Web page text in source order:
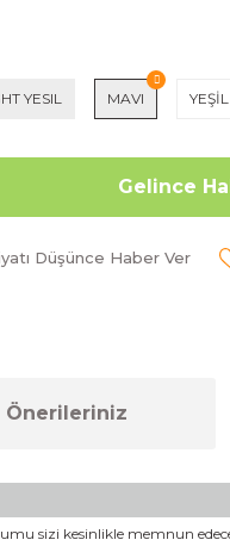
YESIL MAVI YEŞİL
Gelince
Düşünce Haber Ver
Önerileriniz
sizi kesinlikle memnun